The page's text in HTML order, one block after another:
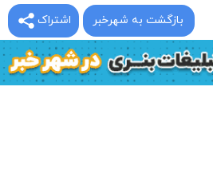
اشتراک بازگشت به شهرخبر